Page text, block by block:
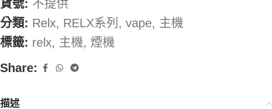
貨號: 不提供
分類: Relx, RELX系列 , vape, 主機
標籤: relx, 主機, 煙機
Share:
描述